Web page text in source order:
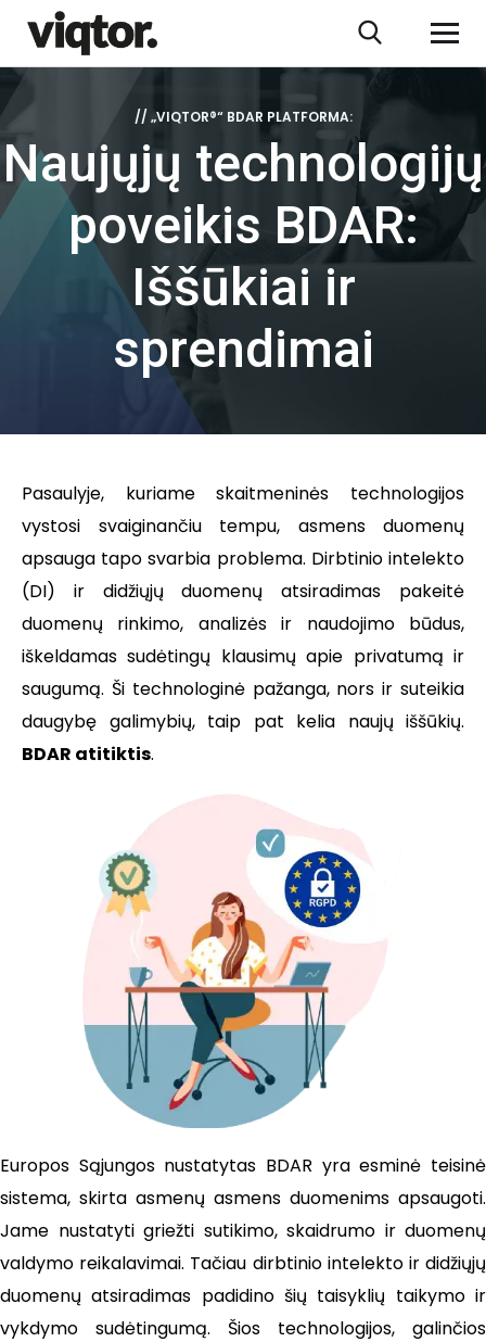
// „VIQTOR®“ BDAR PLATFORMA:
Naujųjų technologijų
poveikis BDAR:
Iššūkiai ir
sprendimai
Pasaulyje, kuriame skaitmeninės technologijos
vystosi svaiginančiu tempu, asmens duomenų
apsauga tapo svarbia problema. Dirbtinio intelekto
(DI) ir didžiųjų duomenų atsiradimas pakeitė
duomenų rinkimo, analizės ir naudojimo būdus,
iškeldamas sudėtingų klausimų apie privatumą ir
saugumą. Ši technologinė pažanga, nors ir suteikia
daugybę galimybių, taip pat kelia naujų iššūkių.
BDAR atitiktis.
Europos Sąjungos nustatytas BDAR yra esminė teisinė
sistema, skirta asmenų asmens duomenims apsaugoti.
Jame nustatyti griežti sutikimo, skaidrumo ir duomenų
valdymo reikalavimai. Tačiau dirbtinio intelekto ir didžiųjų
duomenų atsiradimas padidino šių taisyklių taikymo ir
vykdymo sudėtingumą. Šios technologijos, galinčios